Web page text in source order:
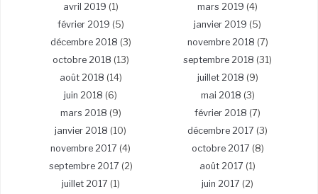
avril 2019 (1) mars 2019 (4)
février 2019 (5) janvier 2019 (5)
décembre 2018 (3) novembre 2018 (7)
octobre 2018 (13) septembre 2018 (31)
août 2018 (14) juillet 2018 (9)
juin 2018 (6) mai 2018 (3)
mars 2018 (9) février 2018 (7)
janvier 2018 (10) décembre 2017 (3)
novembre 2017 (4) octobre 2017 (8)
septembre 2017 (2) août 2017 (1)
juillet 2017 (1) juin 2017 (2)